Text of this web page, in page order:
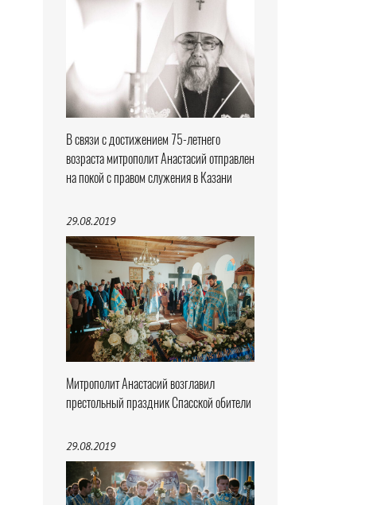
В связи с достижением 75-летнего
возраста митрополит Анастасий отправлен
на покой с правом служения в Казани
29.08.2019
Митрополит Анастасий возглавил
престольный праздник Спасской обители
29.08.2019